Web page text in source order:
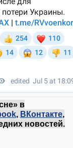
в
, ВКонтакте,
новостей.